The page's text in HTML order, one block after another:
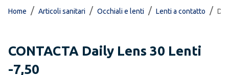
Home / Articoli sanitari / Occhiali e lenti / Lenti a contatto /
CONTACTA Daily Lens 30 Lenti
-7,50